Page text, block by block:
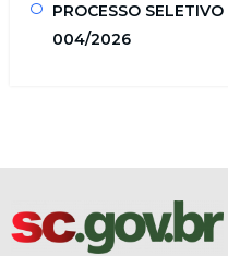
PROCESSO
004/2026